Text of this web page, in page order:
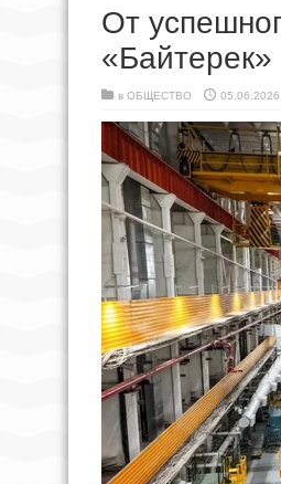
От
«Байтерек»
в ОБЩЕСТВО